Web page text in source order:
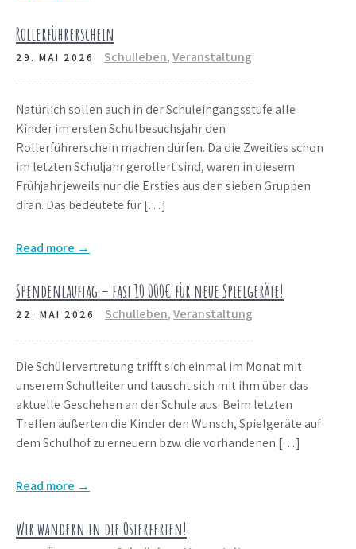
Rollerführerschein
29. MAI 2026 Schulleben,Veranstaltung
Natürlich sollen auch in der Schuleingangsstufe alle
Kinder im ersten Schulbesuchsjahr den
Rollerführerschein machen dürfen. Da die Zweities schon
im letzten Schuljahr gerollert sind, waren in diesem
Frühjahr jeweils nur die Ersties aus den sieben Gruppen
dran. Das bedeutete für […]
Read more →
Spendenlauftag – fast 10 000€ für neue Spielgeräte!
22. MAI 2026 Schulleben,Veranstaltung
Die Schülervertretung trifft sich einmal im Monat mit
unserem Schulleiter und tauscht sich mit ihm über das
aktuelle Geschehen an der Schule aus. Beim letzten
Treffen äußerten die Kinder den Wunsch, Spielgeräte auf
dem Schulhof zu erneuern bzw. die vorhandenen […]
Read more →
Wir wandern in die Osterferien!